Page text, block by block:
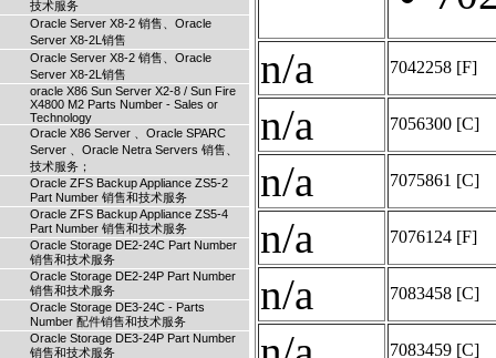
技术服务
Oracle Server X8-2 销售、Oracle
Server X8-2L销售
Oracle Server X8-2 销售、Oracle
Server X8-2L销售
oracle X86 Sun Server X2-8 / Sun Fire
X4800 M2 Parts Number - Sales or
Technology
Oracle X86 Server 、Oracle SPARC
Server 、Oracle Netra Servers 销售、
技术服务；
Oracle ZFS Backup Appliance ZS5-2
Part Number 销售和技术服务
Oracle ZFS Backup Appliance ZS5-4
Part Number 销售和技术服务
Oracle Storage DE2-24C Part Number
销售和技术服务
Oracle Storage DE2-24P Part Number
销售和技术服务
Oracle Storage DE3-24C - Parts
Number 配件销售和技术服务
Oracle Storage DE3-24P Part Number
销售和技术服务
n/a
7042258 [F]
n/a 7056300 [C]
n/a 7075861 [C]
n/a 7076124 [F]
n/a 7083458 [C]
7083459 [C]